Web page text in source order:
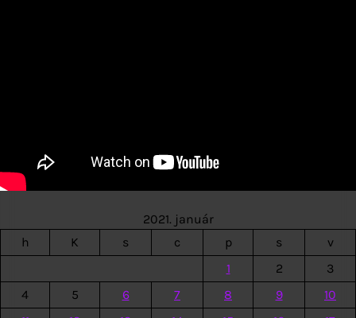
2021. január
h
K s c p s
v
1
2
3
4
5 6 7 8 9
10